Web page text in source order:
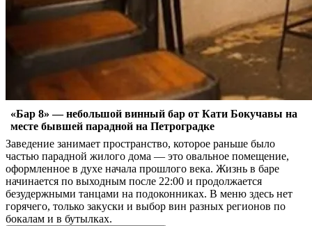
«Бар 8» — небольшой винный бар от Кати Бокучавы на
месте бывшей парадной на Петроградке
Заведение занимает пространство, которое раньше было
частью парадной жилого дома — это овальное помещение,
оформленное в духе начала прошлого века. Жизнь в баре
начинается по выходным после 22:00 и продолжается
безудержными танцами на подоконниках. В меню здесь нет
горячего, только закуски и выбор вин разных регионов по
бокалам и в бутылках.